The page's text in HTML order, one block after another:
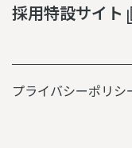
採用特設サイト
プライバシーポリシ